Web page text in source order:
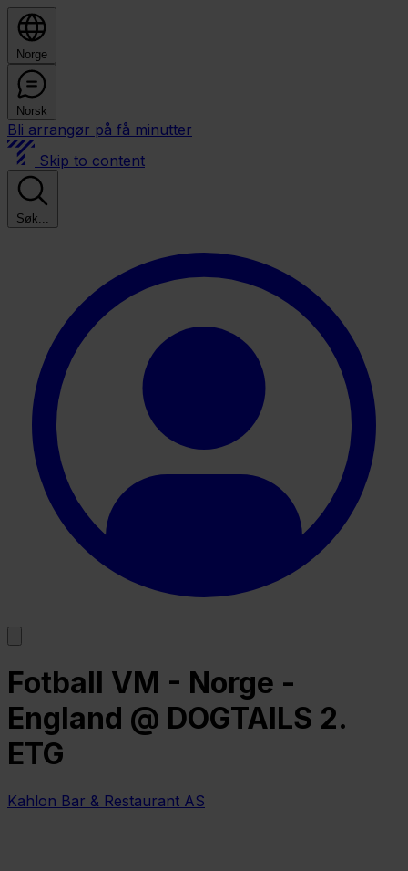
Norge
Norsk
Bli arrangør på få minutter
Skip to content
Søk...
Fotball VM - Norge -
England @ DOGTAILS 2.
ETG
Kahlon Bar & Restaurant AS